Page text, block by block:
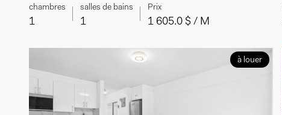
chambres
1
salles de bains
1
Prix
1 605.0 $ / M
à louer